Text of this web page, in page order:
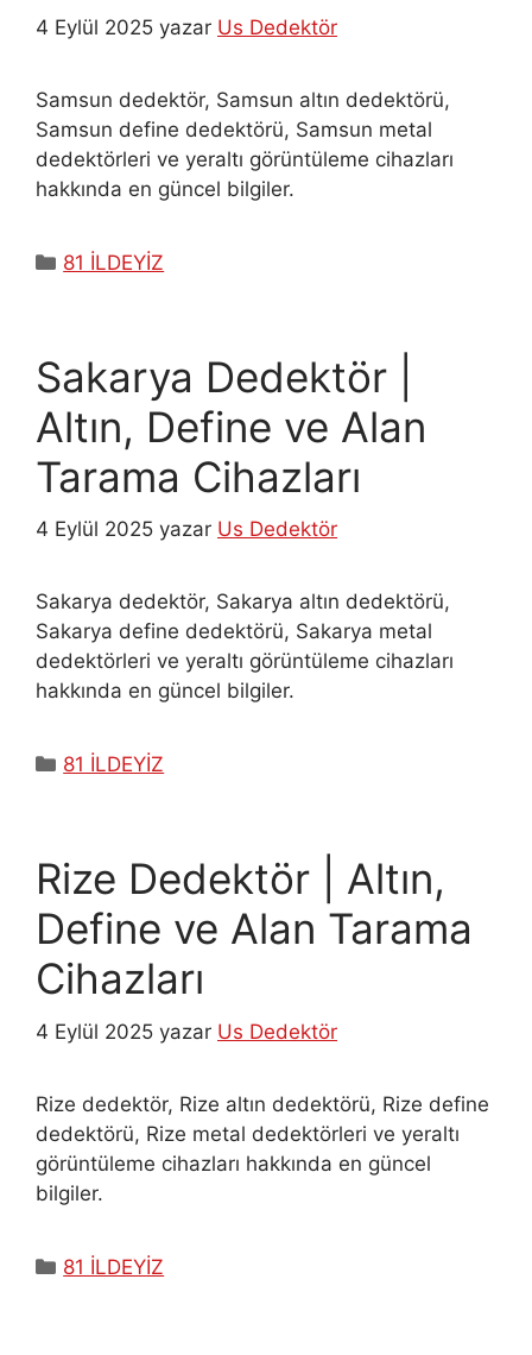
4 Eylül 2025 yazar Us Dedektör
Samsun dedektör, Samsun altın dedektörü,
Samsun define dedektörü, Samsun metal
dedektörleri ve yeraltı görüntüleme cihazları
hakkında en güncel bilgiler.
Kategoriler
81 İLDEYİZ
Sakarya Dedektör |
Altın, Define ve Alan
Tarama Cihazları
4 Eylül 2025 yazar Us Dedektör
Sakarya dedektör, Sakarya altın dedektörü,
Sakarya define dedektörü, Sakarya metal
dedektörleri ve yeraltı görüntüleme cihazları
hakkında en güncel bilgiler.
Kategoriler
81 İLDEYİZ
Rize Dedektör | Altın,
Define ve Alan Tarama
Cihazları
4 Eylül 2025 yazar Us Dedektör
Rize dedektör, Rize altın dedektörü, Rize define
dedektörü, Rize metal dedektörleri ve yeraltı
görüntüleme cihazları hakkında en güncel
bilgiler.
Kategoriler
81 İLDEYİZ